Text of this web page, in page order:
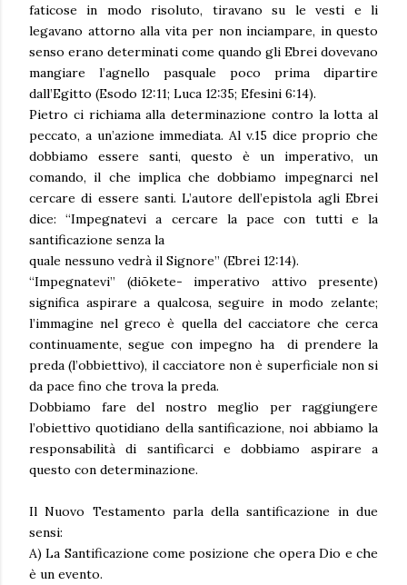
faticose in modo risoluto, tiravano su le vesti e li
legavano attorno alla vita per non inciampare, in questo
senso erano determinati come quando gli Ebrei dovevano
mangiare l’agnello pasquale poco prima dipartire
dall’Egitto (Esodo 12:11; Luca 12:35; Efesini 6:14).
Pietro ci richiama alla determinazione contro la lotta al
peccato, a un’azione immediata. Al v.15 dice proprio che
dobbiamo essere santi, questo è un imperativo, un
comando, il che implica che dobbiamo impegnarci nel
cercare di essere santi. L’autore dell’epistola agli Ebrei
dice: “Impegnatevi a cercare la pace con tutti e la
santificazione senza la
quale nessuno vedrà il Signore” (Ebrei 12:14).
“Impegnatevi” (diōkete- imperativo attivo presente)
significa aspirare a qualcosa, seguire in modo zelante;
l’immagine nel greco è quella del cacciatore che cerca
continuamente, segue con impegno ha di prendere la
preda (l’obbiettivo), il cacciatore non è superficiale non si
da pace fino che trova la preda.
Dobbiamo fare del nostro meglio per raggiungere
l’obiettivo quotidiano della santificazione, noi abbiamo la
responsabilità di santificarci e dobbiamo aspirare a
questo con determinazione.
Il Nuovo Testamento parla della santificazione in due
sensi:
A) La Santificazione come posizione che opera Dio e che
è un evento.